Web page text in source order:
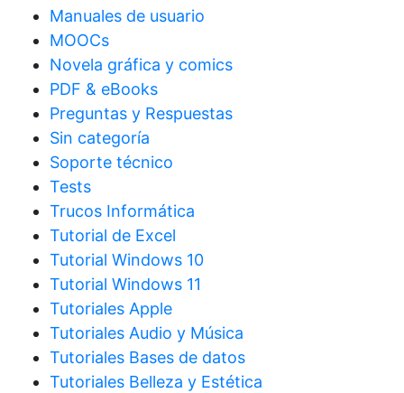
Manuales de usuario
MOOCs
Novela gráfica y comics
PDF & eBooks
Preguntas y Respuestas
Sin categoría
Soporte técnico
Tests
Trucos Informática
Tutorial de Excel
Tutorial Windows 10
Tutorial Windows 11
Tutoriales Apple
Tutoriales Audio y Música
Tutoriales Bases de datos
Tutoriales Belleza y Estética